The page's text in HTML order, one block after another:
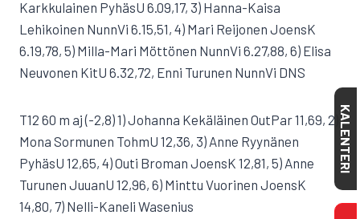
Karkkulainen PyhäsU 6.09,17, 3) Hanna-Kaisa
Lehikoinen NunnVi 6.15,51, 4) Mari Reijonen JoensK
6.19,78, 5) Milla-Mari Möttönen NunnVi 6.27,88, 6) Elisa
Neuvonen KitU 6.32,72, Enni Turunen NunnVi DNS
T12 60 m aj (-2,8) 1) Johanna Kekäläinen OutPar 11,69, 2)
Mona Sormunen TohmU 12,36, 3) Anne Ryynänen
PyhäsU 12,65, 4) Outi Broman JoensK 12,81, 5) Anne
Turunen JuuanU 12,96, 6) Minttu Vuorinen JoensK
14,80, 7) Nelli-Kaneli Wasenius
KALENTERI